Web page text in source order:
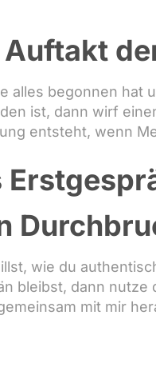
alles begonnen hat
ist, dann wirf
entsteht, wenn
wie du
bleibst, dann nutze
mit mir